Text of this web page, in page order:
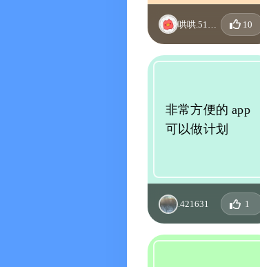
10
非常方便的 app
可以做计划
.421631 1